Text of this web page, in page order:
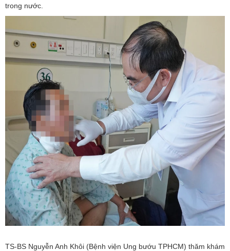
trong nước.
TS-BS Nguyễn Anh Khôi (Bệnh viện Ung bướu TPHCM) thăm khám